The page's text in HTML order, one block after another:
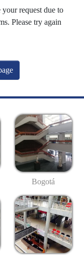
request due to
Please try again
Bogotá